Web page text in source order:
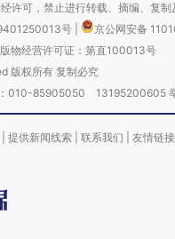
可，禁止进行转载、摘编、复制
号
京公网安备
物经营许可证：第直100013号
版权所有 复制必究
：010-85905050 13195200605
提供新闻线索 联系我们 友情链接